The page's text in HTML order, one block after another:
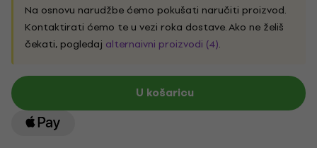
Na osnovu narudžbe ćemo pokušati naručiti proizvod.
Kontaktirati ćemo te u vezi roka dostave. Ako ne želiš
čekati, pogledaj alternaivni proizvodi (4).
U košaricu